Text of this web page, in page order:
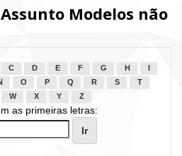
Modelos não
C D E F G H
O P Q R S
T
W X Y Z
as primeiras letras: